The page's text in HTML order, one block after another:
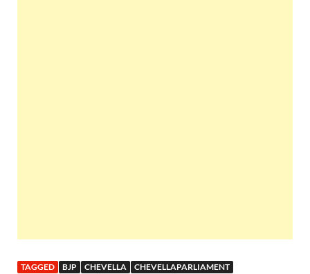
TAGGED BJP CHEVELLA
CHEVELLAPARLIAMENT